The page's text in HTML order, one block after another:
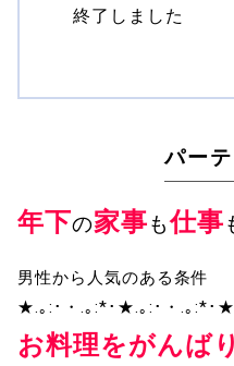
終了しました
パー
年下の家事も仕事
男性から人気のある条件
★.｡:･・.｡:*･★.｡:･・.｡:*･
お料理をがんば